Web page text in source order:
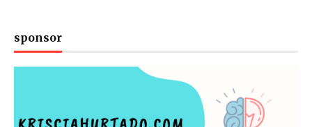
sponsor